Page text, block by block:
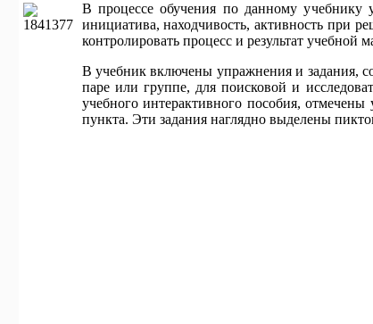
В процессе обучения по данному учебнику
инициатива, находчивость, активность при
контролировать процесс и результат учебной
В учебник включены упражнения и задания,
паре или группе, для поисковой и
учебного интерактивного пособия,
пункта. Эти задания наглядно выделены